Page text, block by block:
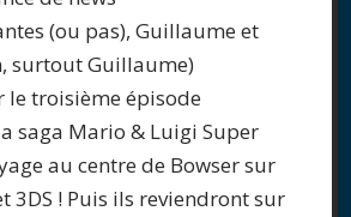
(ou pas), Guillaume et
surtout Guillaume)
le troisième épisode
saga Mario & Luigi Super
au centre de Bowser sur
3DS ! Puis ils reviendront sur